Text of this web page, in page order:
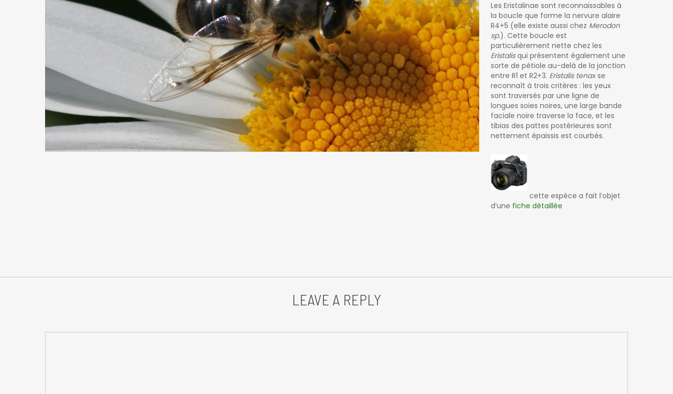
Les Eristalinae sont reconnaissables à
la boucle que forme la nervure alaire
R4+5 (elle existe aussi chez Merodon
sp.). Cette boucle est
particulièrement nette chez les
Eristalisqui présentent également une
sorte de pétiole au-delà de la jonction
entre R1 et R2+3. Eristalis tenaxse
reconnaît à trois critères : les yeux
sont traversés par une ligne de
longues soies noires, une large bande
faciale noire traverse la face, et les
tibias des pattes postérieures sont
nettement épaissis est courbés.
cette espèce a fait l’objet
d’une fiche détaillée
LEAVE A REPLY